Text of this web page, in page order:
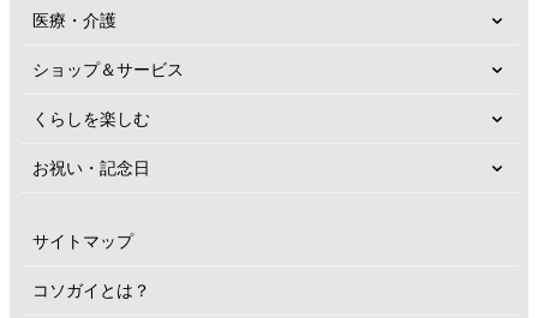
医療・介護
ショップ＆サービス
くらしを楽しむ
お祝い・記念日
サイトマップ
コソガイとは？